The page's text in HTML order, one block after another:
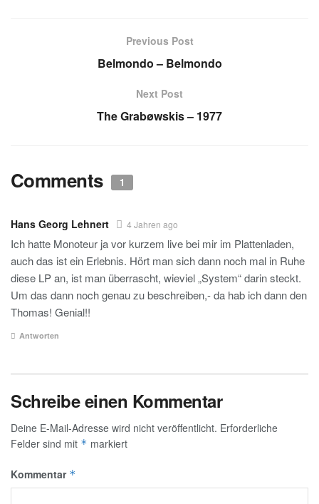
Previous Post
Belmondo – Belmondo
Next Post
The Grabøwskis – 1977
Comments 1
Hans Georg Lehnert 4 Jahren ago
Ich hatte Monoteur ja vor kurzem live bei mir im Plattenladen,
auch das ist ein Erlebnis. Hört man sich dann noch mal in Ruhe
diese LP an, ist man überrascht, wieviel „System“ darin steckt.
Um das dann noch genau zu beschreiben,- da hab ich dann den
Thomas! Genial!!
Antworten
Schreibe einen Kommentar
Deine E-Mail-Adresse wird nicht veröffentlicht. Erforderliche
Felder sind mit * markiert
Kommentar *